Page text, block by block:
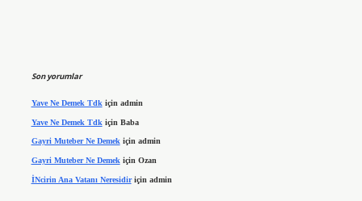
Son yorumlar
Yave Ne Demek Tdk için admin
Yave Ne Demek Tdk için Baba
Gayri Muteber Ne Demekiçin admin
Gayri Muteber Ne Demek için Ozan
İNcirin Ana Vatanı Neresidiriçin admin